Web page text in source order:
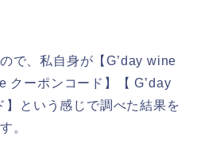
で、私自身が【G’day wine
クーポンコード】【 G’day
という感じで調べた結果を
。